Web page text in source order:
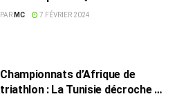
médailles d’or pour la Tunisie
PAR MC 7 FÉVRIER 2024
Championnats d’Afrique de
triathlon : La Tunisie décroche 7